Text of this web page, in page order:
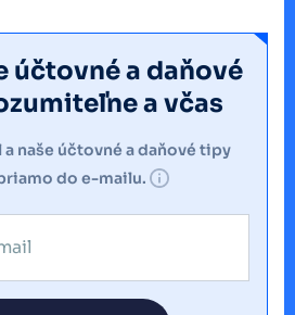
účtovné a daňové
a včas
naše účtovné a daňové tipy
do e-mailu.